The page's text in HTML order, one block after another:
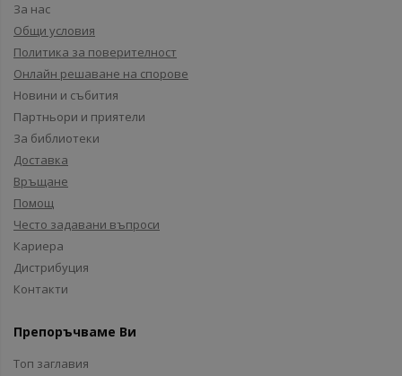
За нас
Общи условия
Политика за поверителност
Онлайн решаване на спорове
Новини и събития
Партньори и приятели
За библиотеки
Доставка
Връщане
Помощ
Често задавани въпроси
Кариера
Дистрибуция
Контакти
Препоръчваме Ви
Топ заглавия